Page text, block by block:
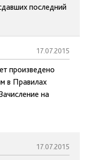
последний
17.07.2015
произведено
в Правилах
на
17.07.2015